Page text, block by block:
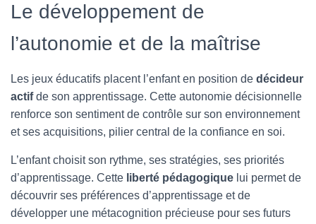
Le développement de
l’autonomie et de la maîtrise
Les jeux éducatifs placent l’enfant en position de décideur
actifde son apprentissage. Cette autonomie décisionnelle
renforce son sentiment de contrôle sur son environnement
et ses acquisitions, pilier central de la confiance en soi.
L’enfant choisit son rythme, ses stratégies, ses priorités
d’apprentissage. Cette liberté pédagogique lui permet de
découvrir ses préférences d’apprentissage et de
développer une métacognition précieuse pour ses futurs